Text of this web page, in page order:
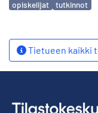
opiskelijat
tutkinnot
Tietueen kaikki